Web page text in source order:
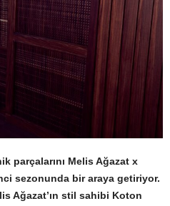
parçalarını Melis Ağazat x
sezonunda bir araya getiriyor.
Ağazat’ın stil sahibi Koton